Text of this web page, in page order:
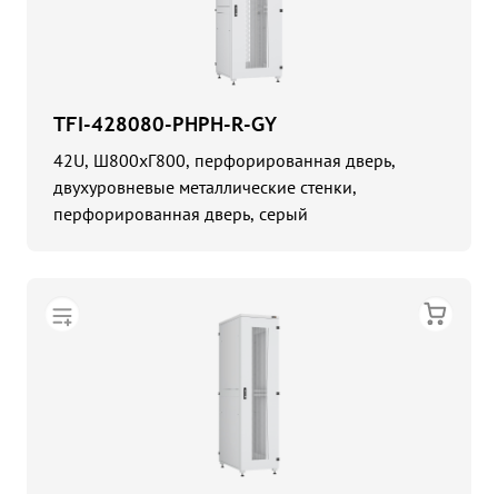
TFI-428080-PHPH-R-GY
42U, Ш800хГ800, перфорированная дверь,
двухуровневые металлические стенки,
перфорированная дверь, серый